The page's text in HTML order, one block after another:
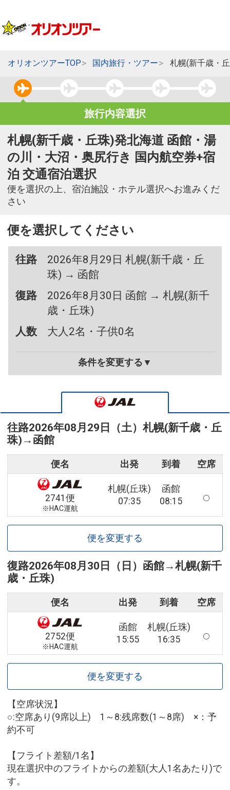
オリオンツアーTOP 国内旅行・ツアー 札幌(新千歳・
旅行内容選択
札幌(新千歳・丘珠)発北海道 函館・湯
の川・大沼・奥尻行き 国内航空券+宿
泊 交通宿泊選択
便を選択の上、宿泊施設・ホテル選択へお進みくだ
さい
便を選択してください
往路
2026年8月29日 札幌(新千歳・丘
珠) → 函館
復路
2026年8月30日 函館 → 札幌(新千
歳・丘珠)
人数
大人2名・子供0名
条件を変更する▼
往路2026年08月29日（土） 札幌(新千歳・丘
珠) → 函館
便名 出発 到着 空席
2741便
※HAC運航
札幌(丘珠)
07:35
函館
08:15
便を変更する
復路2026年08月30日（日） 函館→札幌(新千
歳・丘珠)
便名 出発 到着 空席
2752便
※HAC運航
函館
15:55
札幌(丘珠)
16:35
便を変更する
【空席状況】
○:空席あり(9席以上) 1～8:残席数(1～8席) ×：予
約不可
【フライト差額/1名】
現在選択中のフライトからの差額(大人1名あたり)で
す。